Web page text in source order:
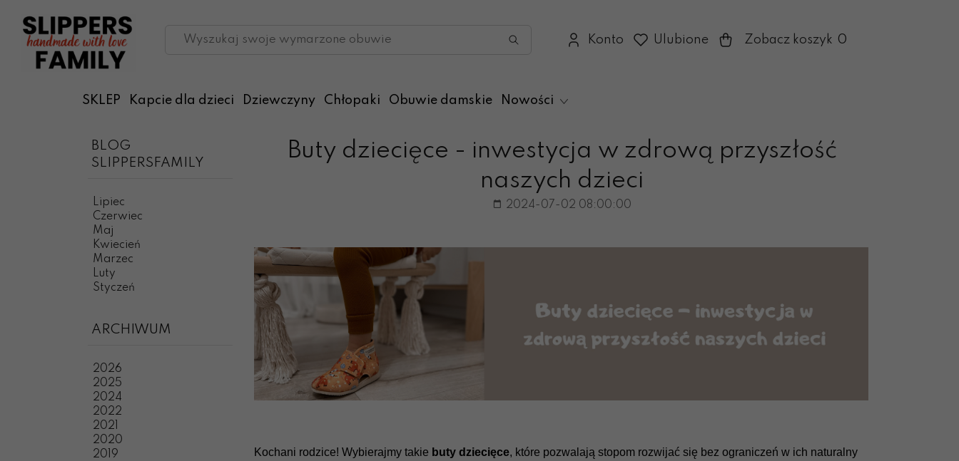
Konto Ulubione Zobacz koszyk 0
SKLEP Kapcie dla dzieci Dziewczyny Chłopaki Obuwie damskie Nowości
BLOG
SLIPPERSFAMILY
Lipiec
Czerwiec
Maj
Kwiecień
Marzec
Luty
Styczeń
ARCHIWUM
2026
2025
2024
2022
2021
2020
2019
Buty dziecięce - inwestycja w zdrową przyszłość
naszych dzieci
2024-07-02 08:00:00
Kochani rodzice! Wybierajmy takie buty dziecięce, które pozwalają stopom rozwijać się bez ograniczeń w ich naturalny